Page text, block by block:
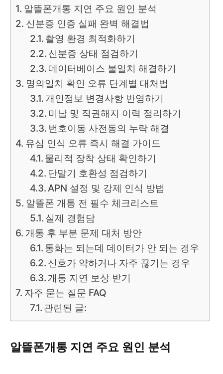
알뜰폰개통 지연 주요 원인 분석
신분증 인증 실패 완벽 해결법
촬영 환경 최적화하기
신분증 상태 점검하기
데이터베이스 불일치 해결하기
명의일치 확인 오류 단계별 대처법
개인정보 변경사항 반영하기
미납 및 직권해지 이력 정리하기
번호이동 사전동의 누락 해결
유심 인식 오류 즉시 해결 가이드
물리적 장착 상태 확인하기
단말기 호환성 점검하기
APN 설정 및 강제 인식 방법
알뜰폰 개통 전 필수 체크리스트
실제 경험담
개통 후 부분 문제 대처 방안
통화는 되는데 데이터가 안 되는 경우
신호가 약하거나 자주 끊기는 경우
개통 지연 보상 받기
자주 묻는 질문 FAQ
관련된 글:
알뜰폰개통 지연 주요 원인 분석